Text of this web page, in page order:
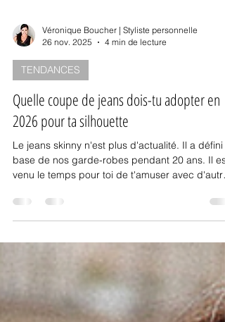
Véronique Boucher | Styliste personnelle
26 nov. 2025
TENDANCES
Quelle coupe de jeans dois-tu adopter en
2026 pour ta silhouette
Le jeans skinny n'est plus d'actualité. Il a défini
venu le temps pour toi de t'amuser avec
coupes.